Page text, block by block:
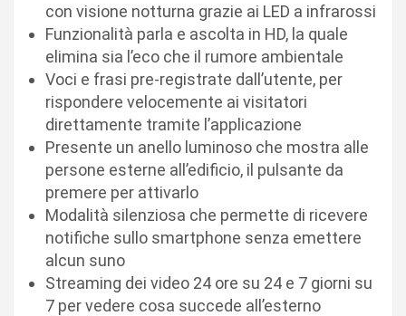
con visione notturna grazie ai LED a infrarossi
Funzionalità parla e ascolta in HD, la quale
elimina sia l’eco che il rumore ambientale
Voci e frasi pre-registrate dall’utente, per
rispondere velocemente ai visitatori
direttamente tramite l’applicazione
Presente un anello luminoso che mostra alle
persone esterne all’edificio, il pulsante da
premere per attivarlo
Modalità silenziosa che permette di ricevere
notifiche sullo smartphone senza emettere
alcun suno
Streaming dei video 24 ore su 24 e 7 giorni su
7 per vedere cosa succede all’esterno